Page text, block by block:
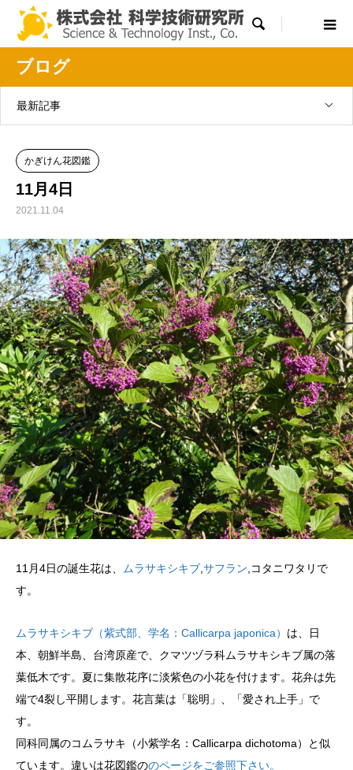

ブログ
最新記事
かぎけん花図鑑
11月4日
2021.11.04
11月4日の誕生花は、 ムラサキシキブ サフラン ,コタニワタリで
す。
ムラサキシキブ（紫式部、学名：Callicarpa japonica） は、日
本、朝鮮半島、台湾原産で、クマツヅラ科ムラサキシキブ属の落
葉低木です。夏に集散花序に淡紫色の小花を付けます。花弁は先
端で4裂し平開します。花言葉は「聡明」、「愛され上手」で
す。
同科同属のコムラサキ（小紫学名：Callicarpa dichotoma）と似
ています。違いは花図鑑ののページをご参照下さい。